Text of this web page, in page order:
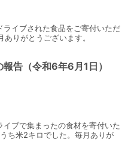
イブされた食品をご寄付いただ
りがとうございます。
報告（令和6年6月1日）
ブで集まったの食材を寄付いた
ち米2キロでした。毎月ありが